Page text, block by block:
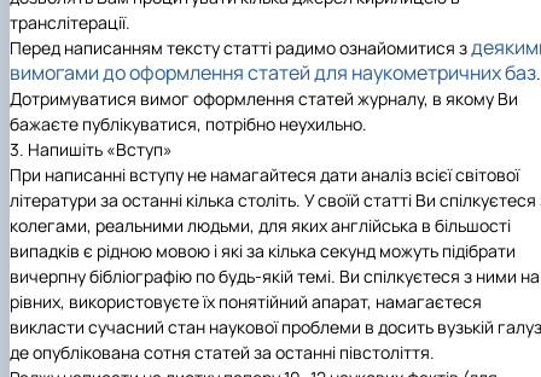
транслітерації.
Перед написанням тексту статті радимо ознайомитися з
вимогами до оформлення статей для наукометричних баз.
Дотримуватися вимог оформлення статей журналу, в якому Ви
бажаєте публікуватися, потрібно неухильно.
3. Напишіть «Вступ»
При написанні вступу не намагайтеся дати аналіз всієї світової
літератури за останні кілька століть. У своїй статті Ви спілкуєтеся
колегами, реальними людьми, для яких англійська в більшості
випадків є рідною мовою і які за кілька секунд можуть підібрати
вичерпну бібліографію по будь-якій темі. Ви спілкуєтеся з ними на
рівних, використовуєте їх понятійний апарат, намагаєтеся
викласти сучасний стан наукової проблеми в досить вузькій
де опублікована сотня статей за останні півстоліття.